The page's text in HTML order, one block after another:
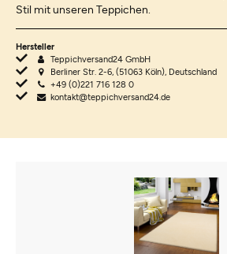
Stil mit unseren Teppichen.
Hersteller
Teppichversand24 GmbH
Berliner Str. 2-6, (51063 Köln), Deutschland
+49 (0)221 716 128 0
kontakt@teppichversand24.de